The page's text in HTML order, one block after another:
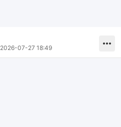
2026-07-27 18:49